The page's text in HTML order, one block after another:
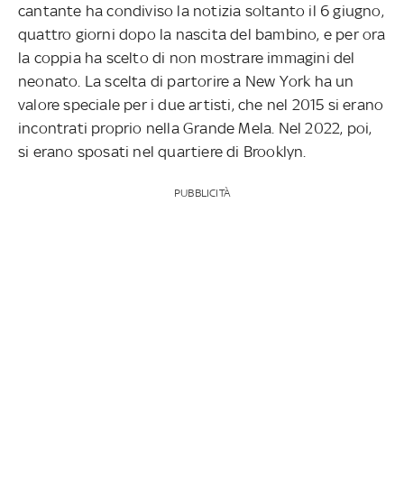
cantante ha condiviso la notizia soltanto il 6 giugno,
quattro giorni dopo la nascita del bambino, e per ora
la coppia ha scelto di non mostrare immagini del
neonato. La scelta di partorire a New York ha un
valore speciale per i due artisti, che nel 2015 si erano
incontrati proprio nella Grande Mela. Nel 2022, poi,
si erano sposati nel quartiere di Brooklyn.
PUBBLICITÀ